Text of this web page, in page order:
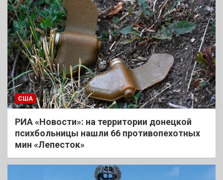
США
РИА «Новости»: на территории донецкой
психбольницы нашли 66 противопехотных
мин «Лепесток»